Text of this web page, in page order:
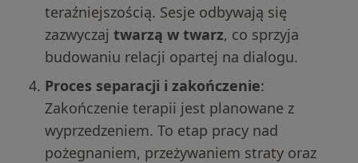
teraźniejszością. Sesje odbywają się
zazwyczaj twarzą w twarz, co sprzyja
budowaniu relacji opartej na dialogu.
Proces separacji i zakończenie:
Zakończenie terapii jest planowane z
wyprzedzeniem. To etap pracy nad
pożegnaniem, przeżywaniem straty oraz